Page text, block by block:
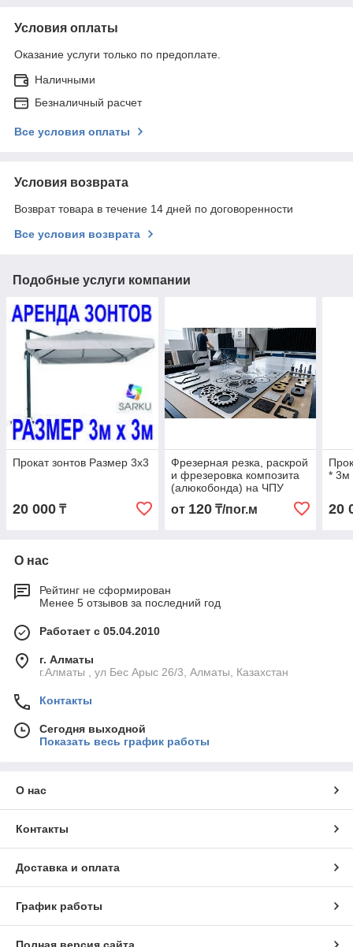
Условия оплаты
Оказание услуги только по предоплате.
Наличными
Безналичный расчет
Все условия оплаты
Условия возврата
Возврат товара в течение 14 дней по договоренности
Все условия возврата
Подобные услуги компании
Прокат зонтов Размер 3х3
20 000 ₸
Фрезерная резка, раскрой
и фрезеровка композита
(алюкобонда) на ЧПУ
от 120₸/пог.м
* 3м
20
О нас
Рейтинг не сформирован
Менее 5 отзывов за последний год
Работает с 05.04.2010
г. Алматы
г.Алматы , ул Бес Арыс 26/3, Алматы, Казахстан
Контакты
Сегодня выходной
Показать весь график работы
О нас
Контакты
Доставка и оплата
График работы
Полная версия сайта